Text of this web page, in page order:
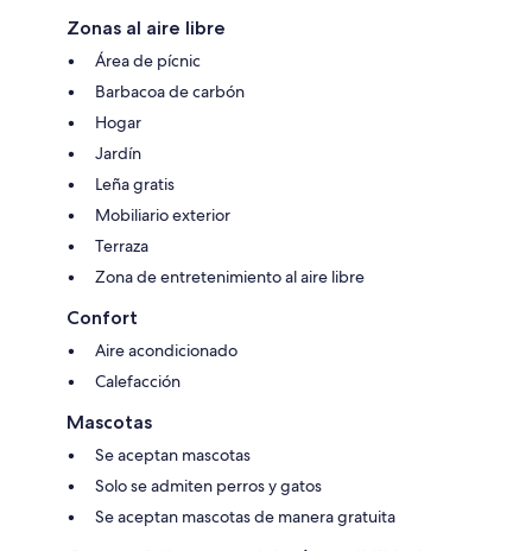
Zonas al aire libre
Área de pícnic
Barbacoa de carbón
Hogar
Jardín
Leña gratis
Mobiliario exterior
Terraza
Zona de entretenimiento al aire libre
Confort
Aire acondicionado
Calefacción
Mascotas
Se aceptan mascotas
Solo se admiten perros y gatos
Se aceptan mascotas de manera gratuita